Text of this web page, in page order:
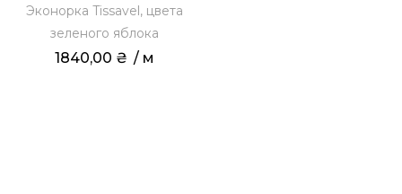
Эконорка Tissavel, цвета
зеленого яблока
1840,00 ₴ / м